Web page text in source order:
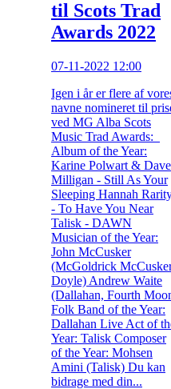
til Scots Trad
Awards 2022
07-11-2022 12:00
Igen i år er flere af
navne nomineret til
ved MG Alba Scots
Music Trad Awards:
Album of the Year:
Karine Polwart & Dave
Milligan - Still As Your
Sleeping Hannah
- To Have You Near
Talisk - DAWN
Musician of the Year:
John McCusker
(McGoldrick
Doyle) Andrew Waite
(Dallahan, Fourth
Folk Band of the Year:
Dallahan Live Act of
Year: Talisk Composer
of the Year: Mohsen
Amini (Talisk) Du kan
bidrage med din...